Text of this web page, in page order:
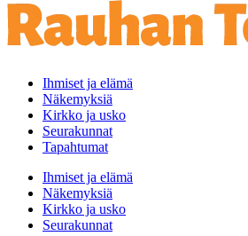
Ihmiset ja elämä
Näkemyksiä
Kirkko ja usko
Seurakunnat
Tapahtumat
Ihmiset ja elämä
Näkemyksiä
Kirkko ja usko
Seurakunnat